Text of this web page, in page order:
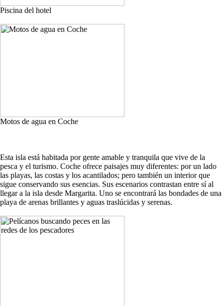
Piscina del hotel
Motos de agua en Coche
Esta isla está habitada por gente amable y tranquila que vive de la
pesca y el turismo. Coche ofrece paisajes muy diferentes: por un lado
las playas, las costas y los acantilados; pero también un interior que
sigue conservando sus esencias. Sus escenarios contrastan entre sí al
llegar a la isla desde Margarita. Uno se encontrará las bondades de una
playa de arenas brillantes y aguas traslúcidas y serenas.